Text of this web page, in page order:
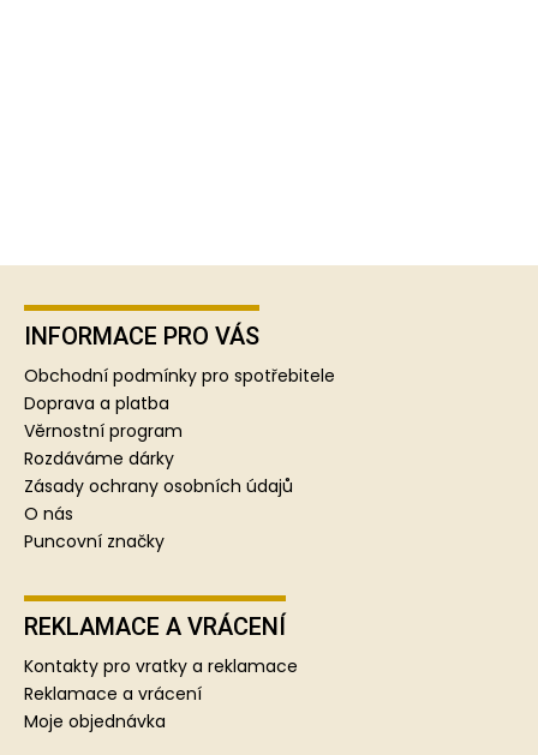
Z
INFORMACE PRO VÁS
Obchodní podmínky pro spotřebitele
Doprava a platba
Věrnostní program
Rozdáváme dárky
Zásady ochrany osobních údajů
O nás
Puncovní značky
REKLAMACE A VRÁCENÍ
Kontakty pro vratky a reklamace
Reklamace a vrácení
Moje objednávka